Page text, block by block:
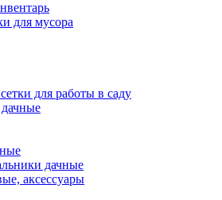
для мусора
для работы в саду
дачные
аксессуары